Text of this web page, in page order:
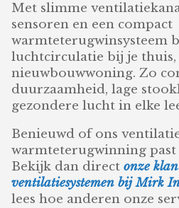
Met slimme
sensoren en een compact
warmteterugwinsysteem
luchtcirculatie bij je
nieuwbouwwoning. Zo
duurzaamheid, lage
gezondere lucht in elke
Benieuwd of ons
warmteterugwinning past
Bekijk dan directonze
ventilatiesystemen bij Mirk
lees hoe anderen onze